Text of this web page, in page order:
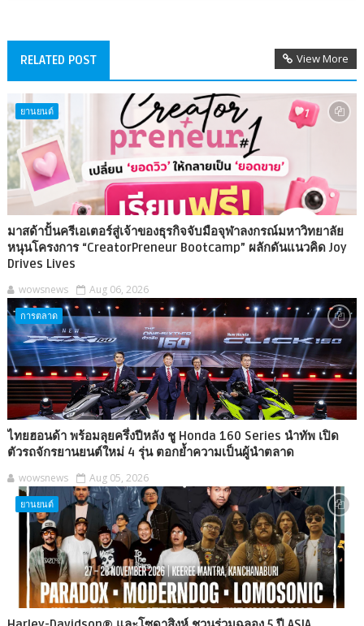
RELATED POST View More
ยานยนต์
มาสด้าปั้นครีเอเตอร์สู่เจ้าของธุรกิจจับมือจุฬาลงกรณ์มหาวิทยาลัย
หนุนโครงการ “CreatorPreneur Bootcamp” ผลักดันแนวคิด Joy
Drives Lives
wowsnews Aug 06, 2026
การตลาด
ไทยฮอนด้า พร้อมลุยครึ่งปีหลัง ชู Honda 160 Series นำทัพ เปิด
ตัวรถจักรยานยนต์ใหม่ 4 รุ่น ตอกย้ำความเป็นผู้นำตลาด
wowsnews Aug 05, 2026
ยานยนต์